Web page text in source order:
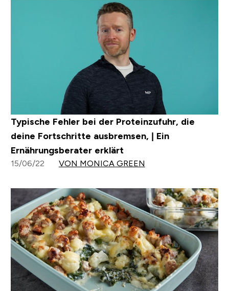
Typische Fehler bei der Proteinzufuhr, die
deine Fortschritte ausbremsen, | Ein
Ernährungsberater erklärt
15/06/22 VON MONICA GREEN